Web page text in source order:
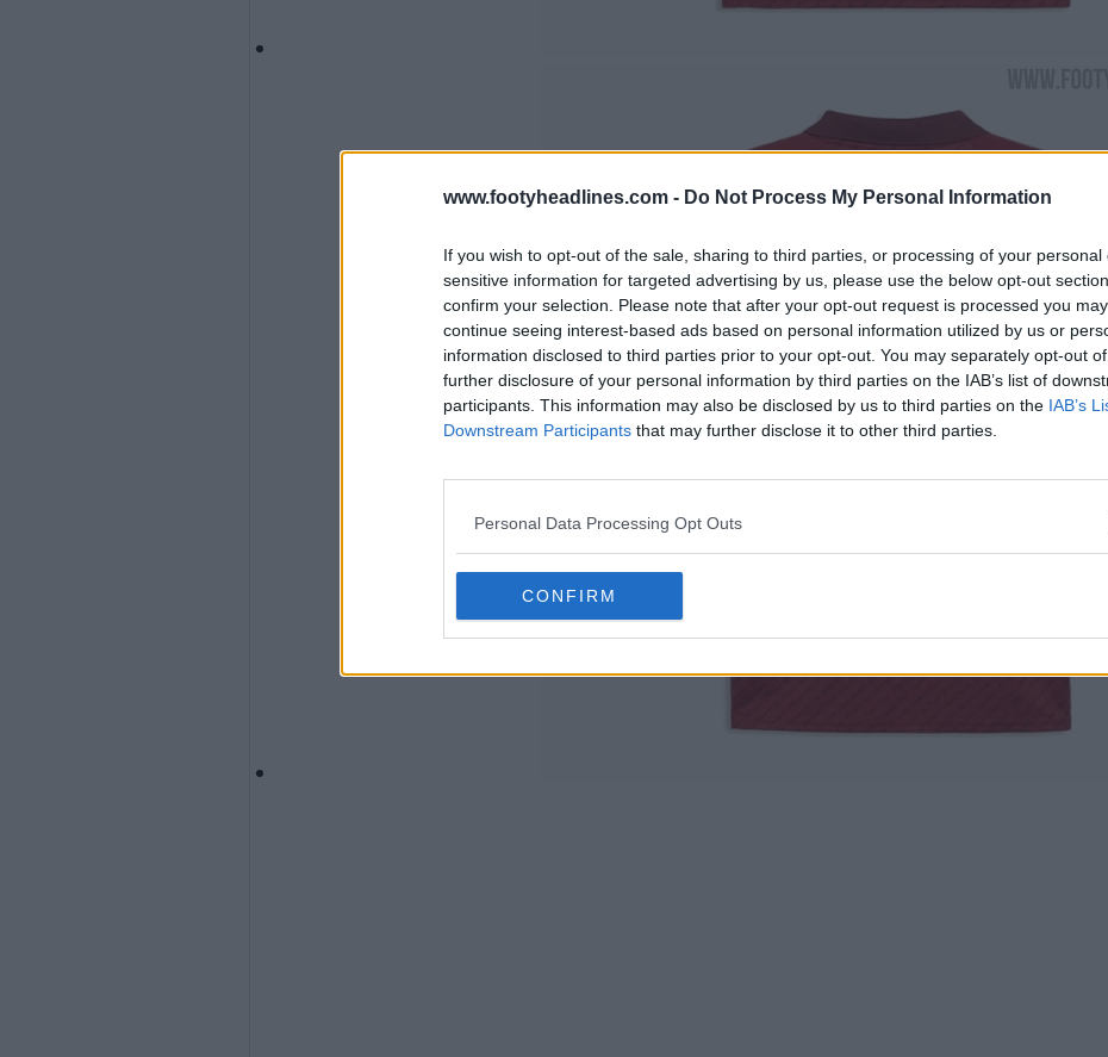
www.footyheadlines.com - Do Not Process My Personal Information
If you wish to opt-out of the sale, sharing to third parties, or processing of your personal
sensitive information for targeted advertising by us, please use the below opt-out
confirm your selection. Please note that after your opt-out request is processed you may
continue seeing interest-based ads based on personal information utilized by us or
information disclosed to third parties prior to your opt-out. You may separately opt-out
further disclosure of your personal information by third parties on the IAB’s list of
participants. This information may also be disclosed by us to third parties on the IAB’s
Downstream Participants that may further disclose it to other third parties.
Personal Data Processing Opt Outs
CONFIRM